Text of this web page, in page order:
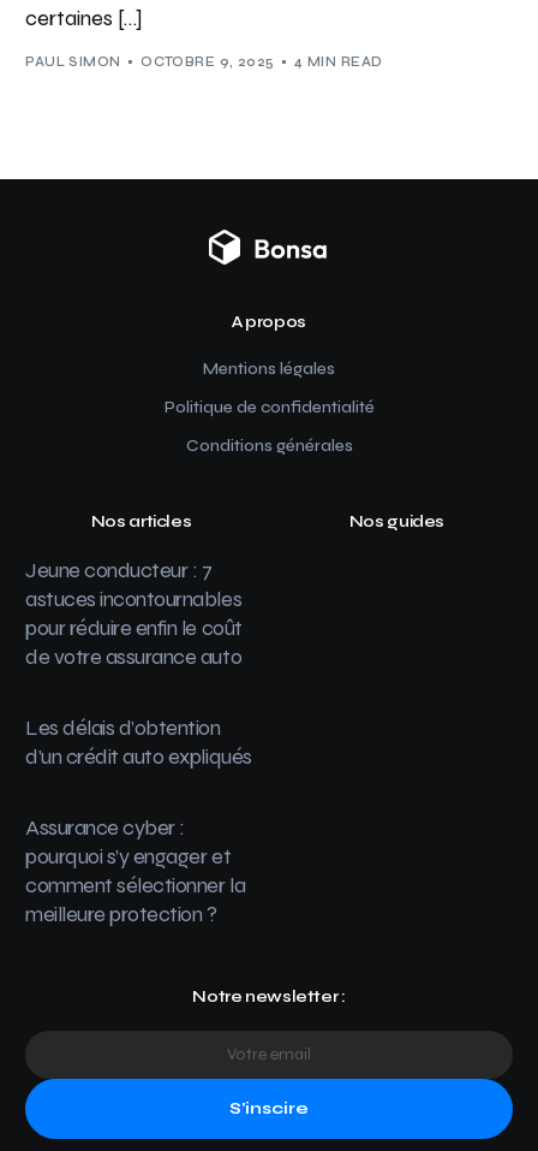
certaines […]
PAUL SIMON OCTOBRE 9, 2025 4 MIN READ
A propos
Mentions légales
Politique de confidentialité
Conditions générales
Nos articles
Jeune conducteur : 7
astuces incontournables
pour réduire enfin le coût
de votre assurance auto
Les délais d’obtention
d’un crédit auto expliqués
Assurance cyber :
pourquoi s’y engager et
comment sélectionner la
meilleure protection ?
Nos guides
Notre newsletter :
S'inscire